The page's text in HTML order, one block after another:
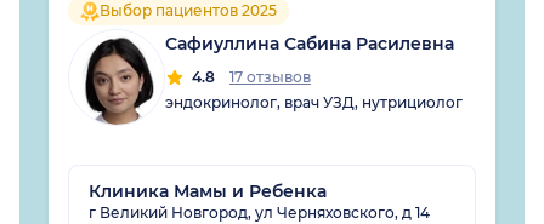
Выбор пациентов 2025
Сафиуллина Сабина Расилевна
4.8
17 отзывов
эндокринолог, врач УЗД, нутрициолог
Клиника Мамы и Ребенка
г Великий Новгород, ул Черняховского, д 14